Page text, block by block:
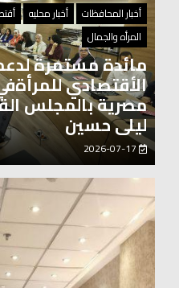
أخبار المحافظات
أخبار محليه
المرأه والجمال
مائدة مستمرة
الأقتصادي
مصرية بالمجلس
ليلى حسين
2026-07-17